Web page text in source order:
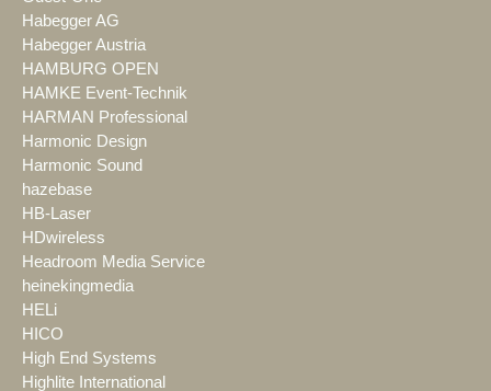
Habegger AG
Habegger Austria
HAMBURG OPEN
HAMKE Event-Technik
HARMAN Professional
Harmonic Design
Harmonic Sound
hazebase
HB-Laser
HDwireless
Headroom Media Service
heinekingmedia
HELi
HICO
High End Systems
Highlite International